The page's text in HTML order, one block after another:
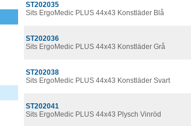
ST202035
Sits ErgoMedic PLUS 44x43 Konstläder Blå
ST202036
Sits ErgoMedic PLUS 44x43 Konstläder Grå
ST202038
Sits ErgoMedic PLUS 44x43 Konstläder Svart
ST202041
Sits ErgoMedic PLUS 44x43 Plysch Vinröd